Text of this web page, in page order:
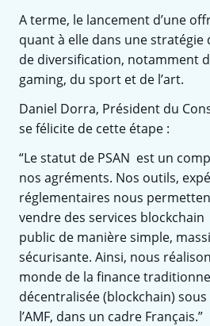
A terme, le lancement d’une
quant à elle dans une stratégie
de diversification, notamment
gaming, du sport et de l’art.
Daniel Dorra, Président du
se félicite de cette étape :
“Le statut de PSAN est un
nos agréments. Nos outils,
réglementaires nous
vendre des services
public de manière simple,
sécurisante. Ainsi, nous
monde de la finance
décentralisée (blockchain)
l’AMF, dans un cadre Français.”